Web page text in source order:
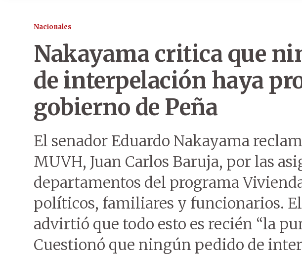
Nacionales
Nakayama critica que
de interpelación haya
gobierno de Peña
El senador Eduardo Nakayama
MUVH, Juan Carlos Baruja, por las
departamentos del programa
políticos, familiares y funcionarios.
advirtió que todo esto es recién “la
Cuestionó que ningún pedido de